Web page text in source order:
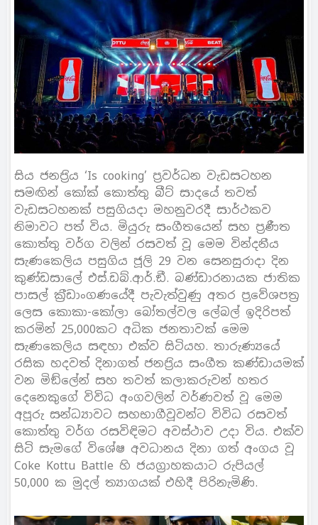
සිය ජනප‍්‍රිය ‘Is cooking’ ප‍්‍රවර්ධන වැඩසටහන
සමඟින් කෝක් කොත්තු බීට් සාදයේ තවත්
වැඩසටහනක් පසුගියදා මහනුවරදී සාර්ථකව
නිමාවට පත් විය. මියුරු සංගීතයෙන් සහ ප‍්‍රණීත
කොත්තු වර්ග වලින් රසවත් වූ මෙම වින්දනීය
සැණකෙලිය පසුගිය ජූලි 29 වන සෙනසුරාදා දින
කුණ්ඩසාලේ එස්.ඩබ්.ආර්.ඞී. බණ්ඩාරනායක ජාතික
පාසල් ක‍්‍රීඩාංගණයේදී පැවැත්වුණු අතර ප‍්‍රවේශපත‍්‍ර
ලෙස කොකා-කෝලා බෝතල්වල ලේබල් ඉදිරිපත්
කරමින් 25,000කට අධික ජනතාවක් මෙම
සැණකෙලිය සඳහා එක්ව සිටියහ. තාරුණ්‍යයේ
රසික හදවත් දිනාගත් ජනප‍්‍රිය සංගීත කණ්ඩායමක්
වන මිඞ්ලේන් සහ තවත් කලාකරුවන් හතර
දෙනෙකුගේ විවිධ අංගවලින් වර්ණවත් වූ මෙම
අපූරු සන්ධ්‍යාවට සහභාගීවූවන්ට විවිධ රසවත්
කොත්තු වර්ග රසවිඳිමට අවස්ථාව උදා විය. එක්ව
සිටි සැමගේ විශේෂ අවධානය දිනා ගත් අංගය වූ
Coke Kottu Battle හි ජයග‍්‍රාහකයාට රුපියල්
50,000 ක මුදල් ත්‍යාගයක් එහිදී පිරිනැමිණි.